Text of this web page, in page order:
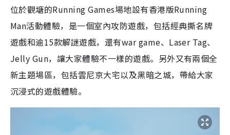
位於觀塘的Running Games場地設有香港版Running
Man活動體驗，是一個室內攻防遊戲，包括經典撕名牌
遊戲和逾15款解謎遊戲，還有war game、Laser Tag、
Jelly Gun，讓大家體驗不一樣的遊戲。另外又有兩個全
新主題場區，包括雲尼京大宅以及黑暗之城，帶給大家
沉浸式的遊戲體驗。